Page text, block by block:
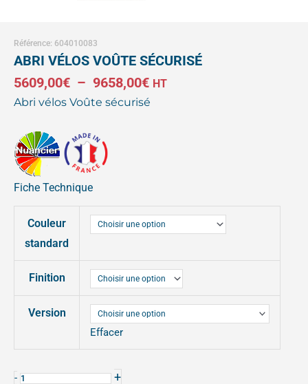
Référence: 604010083
ABRI VÉLOS VOÛTE SÉCURISÉ
5609,00€ – 9658,00€Plage
de
HT
Abri vélos Voûte sécurisé
Fiche Technique
Couleur
standard
Finition
Version
Effacer
-
de
ABRI
VOÛTE
+